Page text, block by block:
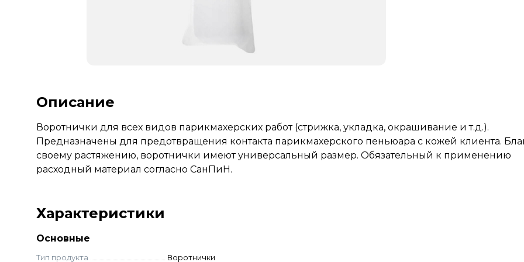
Описание
Воротнички для всех видов парикмахерских работ (стрижка, укладка, окрашивание и т.д.).
Предназначены для предотвращения контакта парикмахерского пеньюара с кожей клиента.
своему растяжению, воротнички имеют универсальный размер. Обязательный к применению
расходный материал согласно СанПиН.
Характеристики
Основные
Тип продукта Воротнички